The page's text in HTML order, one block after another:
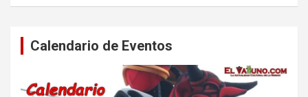
Calendario de Eventos